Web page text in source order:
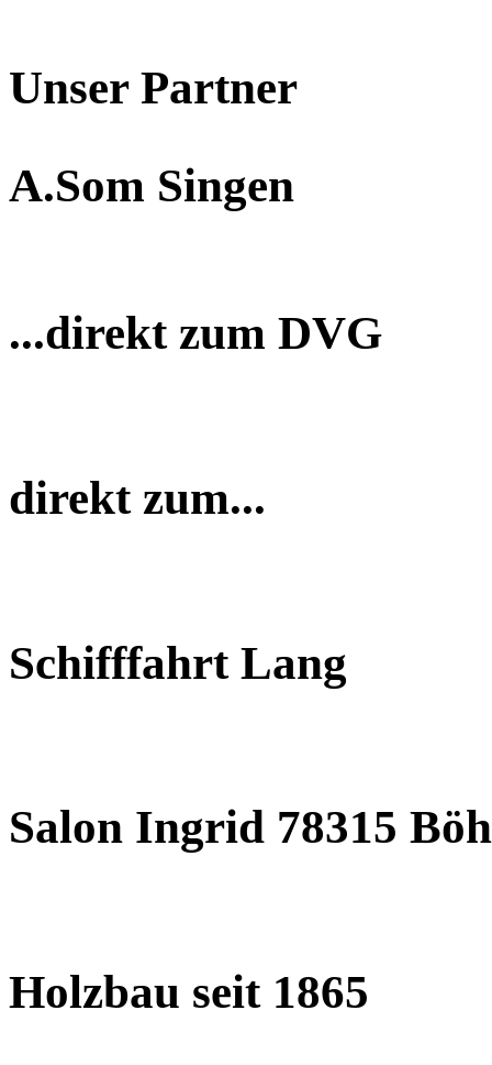
Unser Partner
A.Som Singen
...direkt zum DVG
direkt zum...
Schifffahrt Lang
Salon Ingrid 78315
Holzbau seit 1865